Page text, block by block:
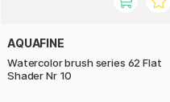
AQUAFINE
Watercolor brush series 62 Flat
Shader Nr 10